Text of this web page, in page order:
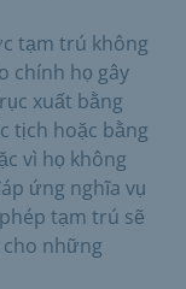
tạm trú không
chính họ gây
xuất bằng
tịch hoặc bằng
vì họ không
ứng nghĩa vụ
tạm trú sẽ
những